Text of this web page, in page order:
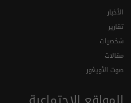
الأخبار
تقارير
شخصيات
مقالات
صوت الأويغور